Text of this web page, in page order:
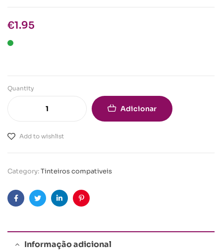
€1.95
Quantity
Adicionar
Add to wishlist
Category:Tinteiros compativeis
FacebookTwitterLinkedinPinterest
Informação adicional